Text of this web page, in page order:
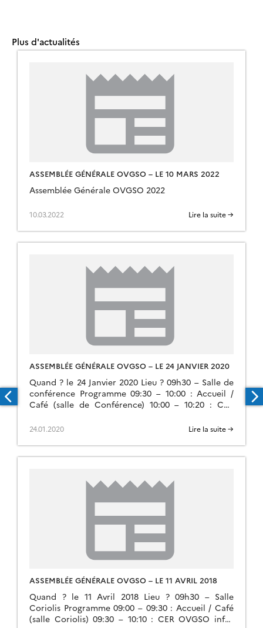
Plus d'actualités
ASSEMBLÉE GÉNÉRALE OVGSO – LE 10 MARS 2022
Assemblée Générale OVGSO 2022
10.03.2022 Lire la suite →
ASSEMBLÉE GÉNÉRALE OVGSO – LE 24 JANVIER 2020
Quand ? le 24 Janvier 2020 Lieu ? 09h30 – Salle de
conférence Programme 09:30 – 10:00 : Accueil /
Café (salle de Conférence) 10:00 – 10:20 : CER
CER OVGSO infos techniques (Jean-Michel
Webb) 11:00 […]
24.01.2020 Lire la suite →
ASSEMBLÉE GÉNÉRALE OVGSO – LE 11 AVRIL 2018
Quand ? le 11 Avril 2018 Lieu ? 09h30 – Salle
Coriolis Programme 09:00 – 09:30 : Accueil / Café
(salle Coriolis) 09:30 – 10:10 : CER OVGSO infos